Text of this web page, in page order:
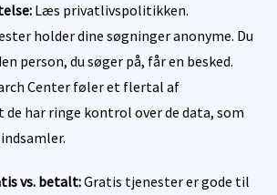
Læs privatlivspolitikken.
holder dine søgninger anonyme. Du
person, du søger på, får en besked.
Center føler et flertal af
de har ringe kontrol over de data, som
vs. betalt:Gratis tjenester er gode til